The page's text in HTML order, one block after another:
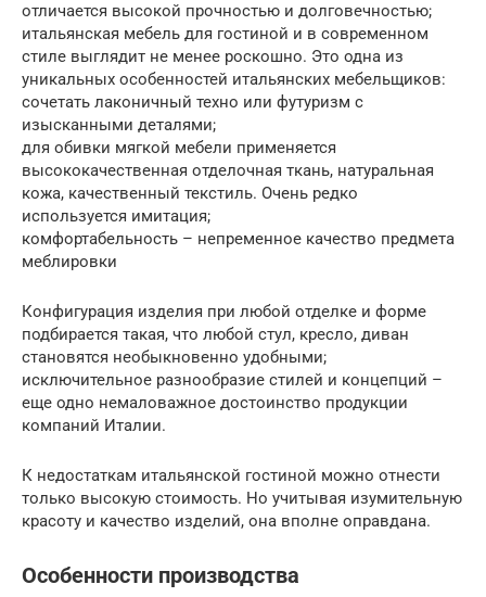
отличается высокой прочностью и долговечностью;
итальянская мебель для гостиной и в современном
стиле выглядит не менее роскошно. Это одна из
уникальных особенностей итальянских мебельщиков:
сочетать лаконичный техно или футуризм с
изысканными деталями;
для обивки мягкой мебели применяется
высококачественная отделочная ткань, натуральная
кожа, качественный текстиль. Очень редко
используется имитация;
комфортабельность – непременное качество предмета
меблировки
Конфигурация изделия при любой отделке и форме
подбирается такая, что любой стул, кресло, диван
становятся необыкновенно удобными;
исключительное разнообразие стилей и концепций –
еще одно немаловажное достоинство продукции
компаний Италии.
К недостаткам итальянской гостиной можно отнести
только высокую стоимость. Но учитывая изумительную
красоту и качество изделий, она вполне оправдана.
Особенности производства